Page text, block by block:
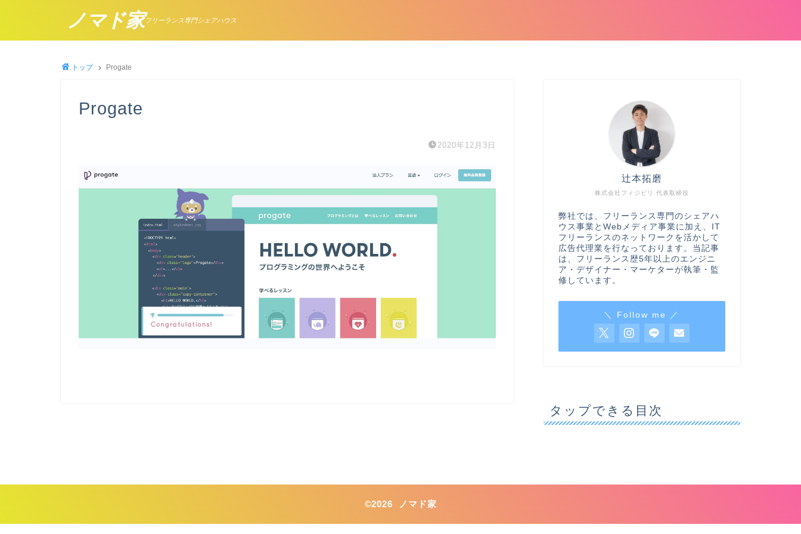
ノマド家フリーランス専門シェアハウス
トップ Progate
Progate
2020年12月3日
株式会社フィジビリ 代表取締役
辻本拓磨
弊社では、フリーランス専門のシェアハ
ウス事業とWebメディア事業に加え、IT
フリーランスのネットワークを活かして
広告代理業を行なっております。当記事
は、フリーランス歴5年以上のエンジニ
ア・デザイナー・マーケターが執筆・監
修しています。
＼ Follow me ／
タップできる目次
©2026 ノマド家